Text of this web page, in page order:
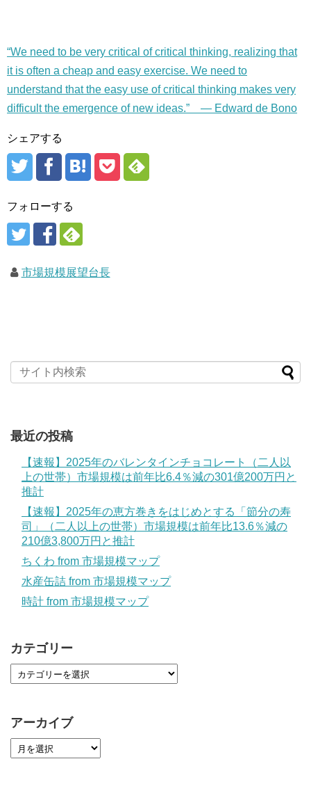
“We need to be very critical of critical thinking, realizing that
it is often a cheap and easy exercise. We need to
understand that the easy use of critical thinking makes very
difficult the emergence of new ideas.” — Edward de Bono
シェアする
フォローする
市場規模展望台長
最近の投稿
【速報】2025年のバレンタインチョコレート（二人以
上の世帯）市場規模は前年比6.4％減の301億200万円と
推計
【速報】2025年の恵方巻きをはじめとする「節分の寿
司」（二人以上の世帯）市場規模は前年比13.6％減の
210億3,800万円と推計
ちくわ from 市場規模マップ
水産缶詰 from 市場規模マップ
時計 from 市場規模マップ
カテゴリー
アーカイブ